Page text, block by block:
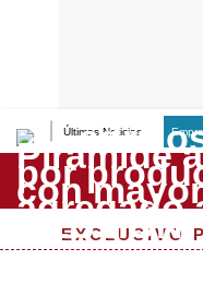
Últimas Noticias
Lo último
Peru Quiosco
EXCLUSIVO